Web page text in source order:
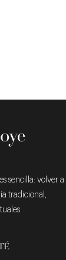
sencilla: volver a
tradicional,